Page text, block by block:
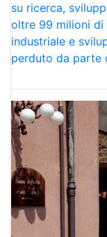
su ricerca,
oltre 99 milioni
industriale e
perduto da parte